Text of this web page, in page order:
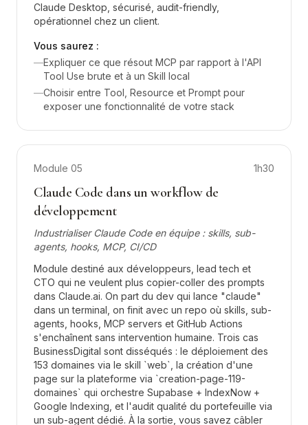
Claude Desktop, sécurisé, audit-friendly,
opérationnel chez un client.
Vous saurez :
—Expliquer ce que résout MCP par rapport à l'API
Tool Use brute et à un Skill local
—Choisir entre Tool, Resource et Prompt pour
exposer une fonctionnalité de votre stack
Module 05 1h30
Claude Code dans un workflow de
développement
Industrialiser Claude Code en équipe : skills, sub-
agents, hooks, MCP, CI/CD
Module destiné aux développeurs, lead tech et
CTO qui ne veulent plus copier-coller des prompts
dans Claude.ai. On part du dev qui lance "claude"
dans un terminal, on finit avec un repo où skills, sub-
agents, hooks, MCP servers et GitHub Actions
s'enchaînent sans intervention humaine. Trois cas
BusinessDigital sont disséqués : le déploiement des
153 domaines via le skill `web`, la création d'une
page sur la plateforme via `creation-page-119-
domaines` qui orchestre Supabase + IndexNow +
Google Indexing, et l'audit qualité du portefeuille via
un sub-agent dédié. À la sortie, vous savez câbler